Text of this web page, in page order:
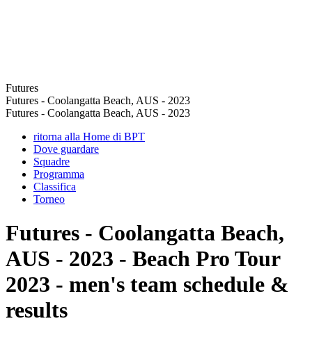
Futures
Futures - Coolangatta Beach, AUS - 2023
Futures - Coolangatta Beach, AUS - 2023
ritorna alla Home di BPT
Dove guardare
Squadre
Programma
Classifica
Torneo
Futures - Coolangatta Beach,
AUS - 2023 - Beach Pro Tour
2023 - men's team schedule &
results